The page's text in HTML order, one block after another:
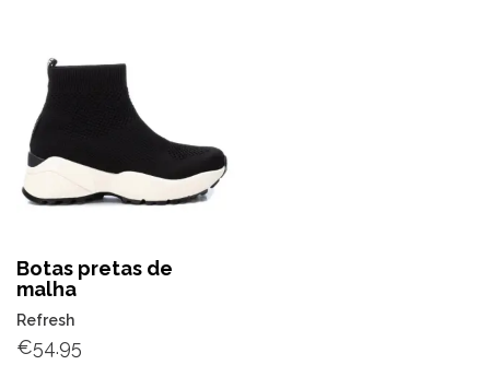
Botas pretas de
malha
Refresh
€54.95